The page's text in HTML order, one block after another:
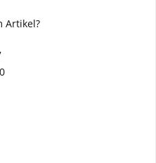
Artikel?